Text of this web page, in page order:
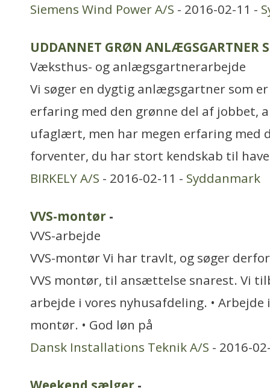
Siemens Wind Power A/S - 2016-02-11 -
UDDANNET GRØN ANLÆGSGARTNER
Væksthus- og anlægsgartnerarbejde
Vi søger en dygtig anlægsgartner som
erfaring med den grønne del af jobbet,
ufaglært, men har megen erfaring med
forventer, du har stort kendskab til
BIRKELY A/S - 2016-02-11 - Syddanmark
VVS-montør -
VVS-arbejde
VVS-montør Vi har travlt, og søger
VVS montør, til ansættelse snarest. Vi
arbejde i vores nyhusafdeling. •
montør. • God løn på
Dansk Installations Teknik A/S - 2016-